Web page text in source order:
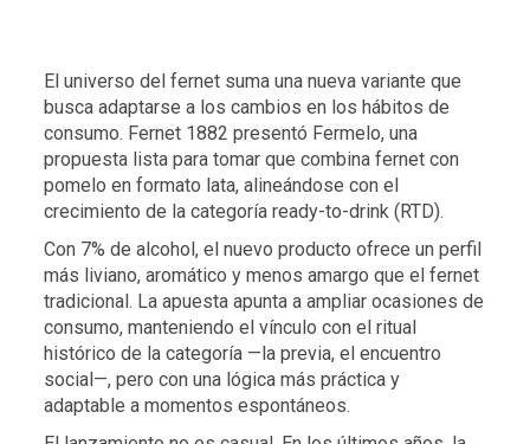
El universo del fernet suma una nueva variante que
busca adaptarse a los cambios en los hábitos de
consumo. Fernet 1882 presentó Fermelo, una
propuesta lista para tomar que combina fernet con
pomelo en formato lata, alineándose con el
crecimiento de la categoría ready-to-drink (RTD).
Con 7% de alcohol, el nuevo producto ofrece un perfil
más liviano, aromático y menos amargo que el fernet
tradicional. La apuesta apunta a ampliar ocasiones de
consumo, manteniendo el vínculo con el ritual
histórico de la categoría —la previa, el encuentro
social—, pero con una lógica más práctica y
adaptable a momentos espontáneos.